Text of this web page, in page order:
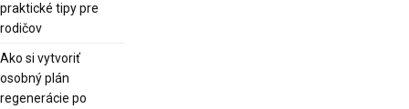
praktické tipy pre
rodičov
Ako si vytvoriť
osobný plán
regenerácie po